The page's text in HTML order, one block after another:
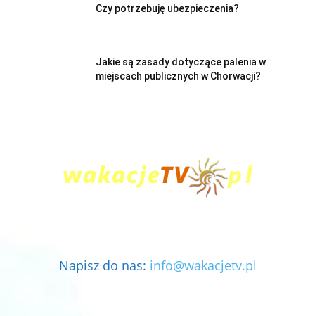
Czy potrzebuję ubezpieczenia?
Jakie są zasady dotyczące palenia w
miejscach publicznych w Chorwacji?
Napisz do nas: info@wakacjetv.pl